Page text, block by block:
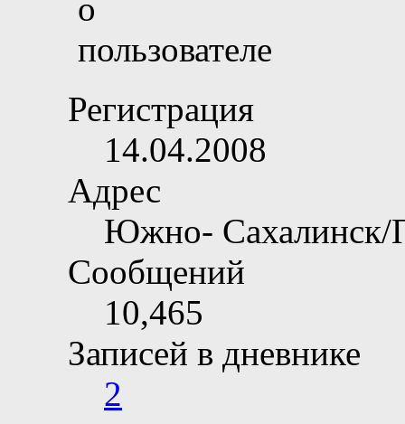
Регистрация
14.04.2008
Адрес
Южно- Сахалинск/
Сообщений
10,465
Записей в дневнике
2